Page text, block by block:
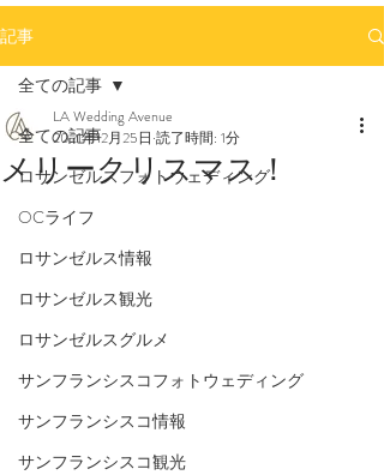
記事
全ての記事
ロサンゼルスフォトウェディング
OCライフ
ロサンゼルス情報
ロサンゼルス観光
ロサンゼルスグルメ
サンフランシスコフォトウェディング
サンフランシスコ情報
サンフランシスコ観光
全ての記事
メリークリスマス！
LA Wedding Avenue
2021年12月25日 読了時間: 1分